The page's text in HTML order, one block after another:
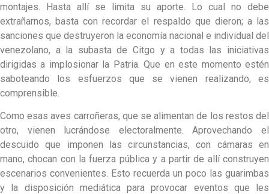
montajes. Hasta allí se limita su aporte. Lo cual no debe
extrañarnos, basta con recordar el respaldo que dieron; a las
sanciones que destruyeron la economía nacional e individual del
venezolano, a la subasta de Citgo y a todas las iniciativas
dirigidas a implosionar la Patria. Que en este momento estén
saboteando los esfuerzos que se vienen realizando, es
comprensible.
Como esas aves carroñeras, que se alimentan de los restos del
otro, vienen lucrándose electoralmente. Aprovechando el
descuido que imponen las circunstancias, con cámaras en
mano, chocan con la fuerza pública y a partir de allí construyen
escenarios convenientes. Esto recuerda un poco las guarimbas
y la disposición mediática para provocar eventos que les